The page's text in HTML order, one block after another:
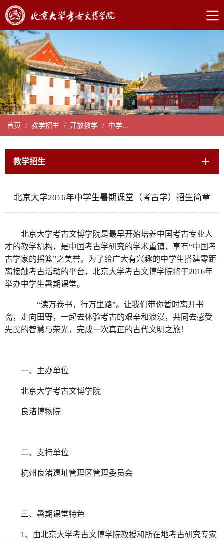
首页 / 教学招生 / 开放教学 / 中学...
教学招生
北京大学2016年中学生暑期课堂（考古学）招生简章
北京大学考古文博学院是最早开始培养中国考古专业人
才的教学机构，是中国考古学研究的学术重镇，享有“中国考
古学家的摇篮”之美誉。为了给广大有兴趣的中学生搭建零距
离接触考古活动的平台，北京大学考古文博学院将于2016年
举办中学生暑期课堂。
“读万卷书，行万里路”。让我们带你暂时离开书
斋，走向田野，一起去体验考古的艰辛和浪漫，共同去感受
先民的智慧与荣光，完成一次真正的古代文明之旅！
一、主办单位
北京大学考古文博学院
良渚博物院
二、支持单位
杭州良渚遗址管理区管理委员会
三、暑期课堂特色
1、由北京大学考古文博学院教授和所在地考古研究专家